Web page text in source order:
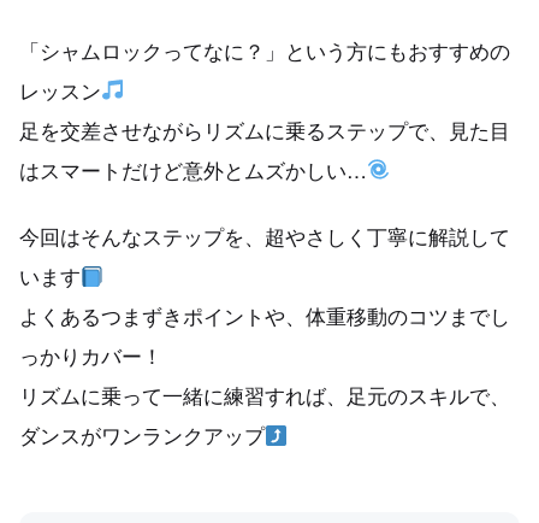
「シャムロックってなに？」という方にもおすすめの
レッスン
足を交差させながらリズムに乗るステップで、見た目
はスマートだけど意外とムズかしい…
今回はそんなステップを、超やさしく丁寧に解説して
います
よくあるつまずきポイントや、体重移動のコツまでし
っかりカバー！
リズムに乗って一緒に練習すれば、足元のスキルで、
ダンスがワンランクアップ